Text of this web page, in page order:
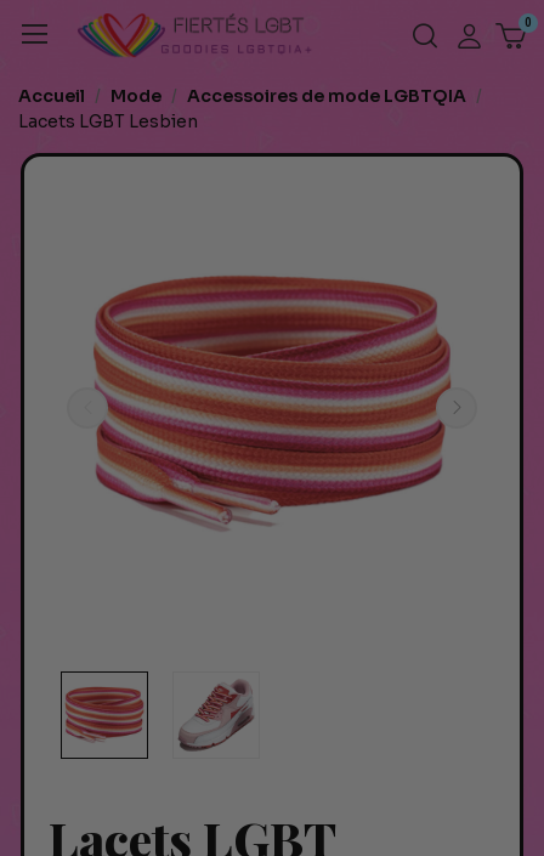
Accueil Mode
Accessoires de mode LGBTQIA
Lacets LGBT Lesbien
Lacets LGBT